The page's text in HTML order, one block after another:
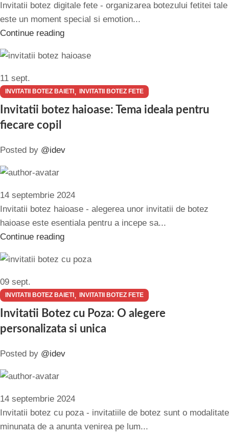
Invitatii botez digitale fete - organizarea botezului fetitei tale
este un moment special si emotion...
Continue reading
11 sept.
INVITATII BOTEZ BAIETI , INVITATII BOTEZ FETE
Invitatii botez haioase: Tema ideala pentru
fiecare copil
Posted by @idev
14 septembrie 2024
Invitatii botez haioase - alegerea unor invitatii de botez
haioase este esentiala pentru a incepe sa...
Continue reading
09 sept.
INVITATII BOTEZ BAIETI , INVITATII BOTEZ FETE
Invitatii Botez cu Poza: O alegere
personalizata si unica
Posted by @idev
14 septembrie 2024
Invitatii botez cu poza - invitatiile de botez sunt o modalitate
minunata de a anunta venirea pe lum...